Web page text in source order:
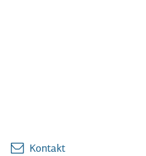
Kontakt